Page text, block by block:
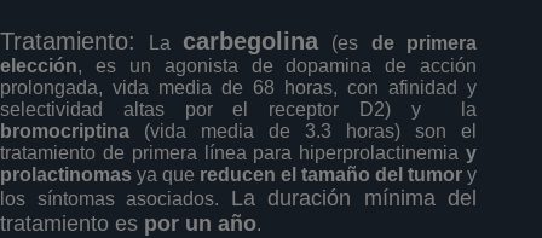
Tratamiento: La carbegolina (es de primera
elección, es un agonista de dopamina de acción
prolongada, vida media de 68 horas, con afinidad y
selectividad altas por el receptor D2) y la
bromocriptina (vida media de 3.3 horas) son el
tratamiento de primera línea para hiperprolactinemiay
prolactinomas ya que reducen el tamaño del tumor y
los síntomas asociados. La duración mínima del
tratamiento es por un año.